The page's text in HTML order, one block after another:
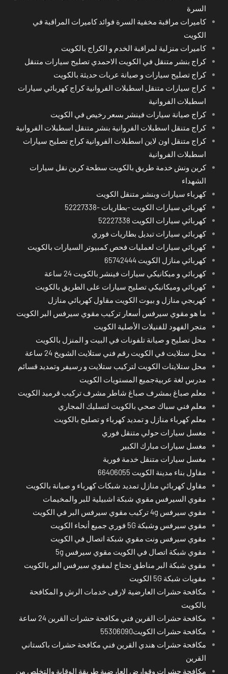
السرة
كاميرات مراقبة مخفية السرة فوائد كاميرات المراقبة في
الكويت
كاميرات منزلية لمراقبة الخدم و الكراج بالكويت
كراج بنشر متنقل في الكويت الاحمدي تصليح سيارات متنقل
كراج تصليح سيارات و صيانة عربات حديثة بالكويت
كراج سيارات متنقل اسطبلات الفروانية كراج كهربائي سيارات
اسطبلات الفروانية
كراج صيانة سيارات فينشر بسعر رخيص في الكويت
كراج متنقل اسطبلات الفروانية بنشر متنقل اسطبلات الفروانية
كراج متنقل اون لاين اسطبلات الفروانية كراج تصليح سيارات
اسطبلات الفروانية
كرين ونش خدمة طريق بالكويت سطحة كرين نقل سيارات
الشهداء
كهرباء سيارات وبنشر متنقل الكويت
كهربائي سيارات الكويت -بطاريات -52227338
كهربائي سيارات الكويت 52227338
كهربائي سيارات تبديل بطاريات فوري
كهربائي سيارات لعمليات فحص كمبيوتر السيارات بالكويت
كهربائي منازل الكويت 65742444
كهربائي و ميكانيكي سيارات فينشر بالكويت 24 ساعة
كهربائي وميكانيكي تصليح سيارات على الطريق بالكويت
كهربجي منازل و بيوت الكويت مقاول كهربائي منازل
ما هو مقوي سيرفس أسعار تركيب مقوي سيرفس البر الكويت
متجر الفهود للفنيلات الأصلية الكويت
محل تصليح و صيانة تلفونات في البيت و المنزل بالكويت
محل ستلايت في الكويت رقم فني ستلايت الشويخ 24 ساعة
محل ستلايتات الكويت لتركيب ستلايت و رسيفر وتمديد قسائم
مدرس لغة عربيةجميع المستويات الكويت
معلم صباغ بمشرف صباغ شاطر مشرف تركيب قرميد الكويت
معلم فني سباك صحي بالكويت لتسليك المجاري
معلم كهرباء منازل و تمديد كهرباء و تصليح بالكويت
مغسل سيارات حولي متنقل فوري
مغسل سيارات مبارك الكبير
مغسل سيارات متنقل خدمة فورية
مقاول بناء مدينة الكويت 66406055
مقاول كهربائي منازل تمديد شبكات كهرباء و صيانة بالكويت
مقوي السيرفس مقوي شبكة اشبيلية للبر والمخيمات
مقوي سيرفس 4g تركيب مقوي سيرفس البر في الكويت
مقوي سيرفس وشبكة 5G فوري جميع أنحاء الكويت
مقوي سيرفس ونت مقوي شبكة اتصال في الكويت
مقوي شبكة اتصال في الكويت مقوي سيرفس 5g
مقوي شبكة البر مناطق تحتاج لمقوي سيرفس البر بالكويت
مقويات شبكة 5G الكويت
مكافحة حشرات العارضية لارقى خدمات الرش و المكافحة
بالكويت
مكافحة حشرات القرين فني مكافحة حشرات القرين 24 ساعة
مكافحة حشرات الكويت55306090
مكافحة حشرات هندي القرين فني مكافحة حشرات باكستاني
القرين
مكافحة حشرات وقوارض العارضية طريقة الوقاية والتخلص من